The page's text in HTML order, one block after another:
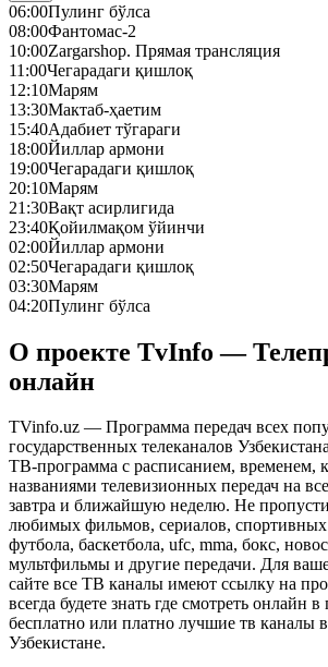
06:00Пулинг бўлса
08:00Фантомас-2
10:00Zargarshop. Прямая трансляция
11:00Чегарадаги қишлоқ
12:10Марям
13:30Мактаб-ҳаетим
15:40Адабиет тўгараги
18:00Йиллар армони
19:00Чегарадаги қишлоқ
20:10Марям
21:30Вақт асирлигида
23:40Қойилмақом ўйинчи
02:00Йиллар армони
02:50Чегарадаги қишлоқ
03:30Марям
04:20Пулинг бўлса
О проекте TvInfo —
онлайн
TVinfo.uz — Программа передач всех
государственных телеканалов
ТВ-программа с расписанием, временем,
названиями телевизионных передач на
завтра и ближайшую неделю. Не
любимых фильмов, сериалов, спортивных
футбола, баскетбола, ufc, mma, бокс,
мультфильмы и другие передачи. Для
сайте все ТВ каналы имеют ссылку на
всегда будете знать где смотреть онлайн
бесплатно или платно лучшие тв каналы
Узбекистане.